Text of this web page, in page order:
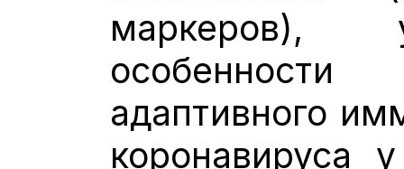
маркеров),
адаптивного
коронавируса